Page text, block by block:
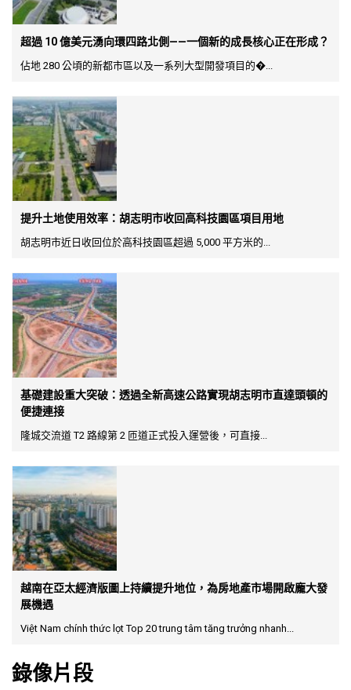
超過 10 億美元湧向環四路北側——一個新的成長核心正在形成？
佔地 280 公頃的新都市區以及一系列大型開發項目的�...
提升土地使用效率：胡志明市收回高科技園區項目用地
胡志明市近日收回位於高科技園區超過 5,000 平方米的...
基礎建設重大突破：透過全新高速公路實現胡志明市直達頭頓的
便捷連接
隆城交流道 T2 路線第 2 匝道正式投入運營後，可直接...
越南在亞太經濟版圖上持續提升地位，為房地產市場開啟龐大發
展機遇
Việt Nam chính thức lọt Top 20 trung tâm tăng trưởng nhanh...
錄像片段